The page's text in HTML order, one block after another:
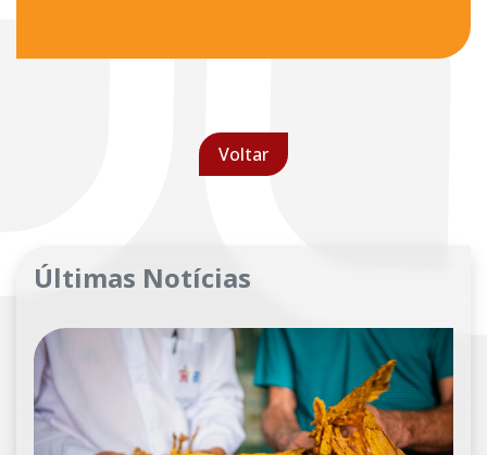
Voltar
Últimas Notícias